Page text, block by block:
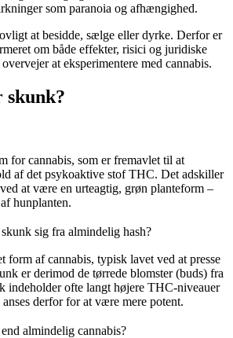
som paranoia og afhængighed.
at besidde, sælge eller dyrke. Derfor er
om både effekter, risici og juridiske
at eksperimentere med cannabis.
skunk?
for cannabis, som er fremavlet til at
af det psykoaktive stof THC. Det adskiller
at være en urteagtig, grøn planteform –
hunplanten.
sig fra almindelig hash?
form af cannabis, typisk lavet ved at presse
er derimod de tørrede blomster (buds) fra
indeholder ofte langt højere THC-niveauer
derfor for at være mere potent.
almindelig cannabis?